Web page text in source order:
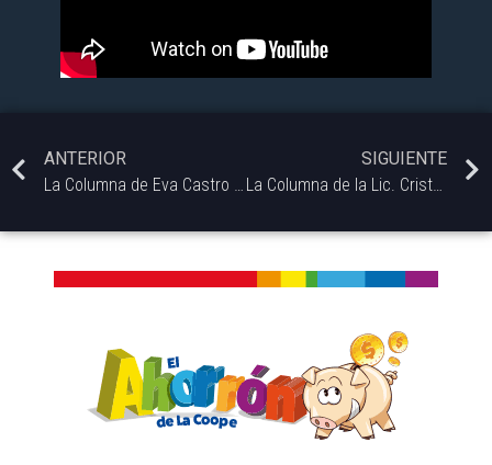
ANTERIOR
SIGUIENTE
La Columna de la Lic. Cristel Fabris – Masculinidades Diversas | Newsterix